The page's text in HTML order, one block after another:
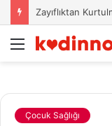
Zayıflıktan
Menü
Çocuk Sağlığı